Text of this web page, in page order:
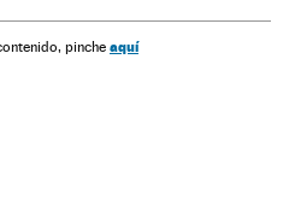
pinche aquí